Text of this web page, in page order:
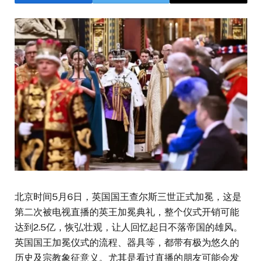
北京时间5月6日，英国国王查尔斯三世正式加冕，这是
第二次被电视直播的英王加冕典礼，整个仪式开销可能
达到2.5亿，恢弘壮观，让人回忆起日不落帝国的雄风。
英国国王加冕仪式的流程、器具等，都带有极为悠久的
历史及宗教象征意义。尤其是看过直播的朋友可能会发